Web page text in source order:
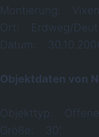
Montierung:
Ort: Erdweg/
Datum:
Objektdaten von
Objekttyp:
Größe: 30'